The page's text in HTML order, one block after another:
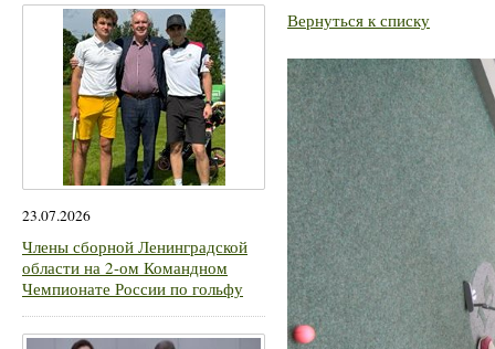
23.07.2026
Члены сборной Ленинградской
области на 2-ом Командном
Чемпионате России по гольфу
Вернуться к списку